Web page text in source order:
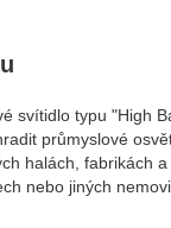
svítidlo typu "High
průmyslové
halách, fabrikách
nebo jiných